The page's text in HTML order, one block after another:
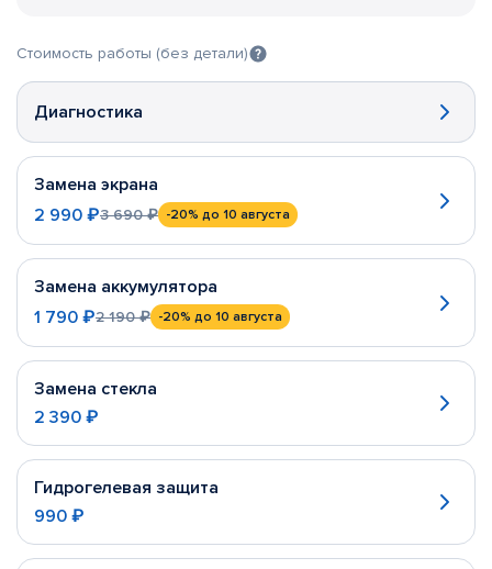
Стоимость работы (без детали)
Диагностика
Замена экрана
2 990 ₽3 690 ₽ -20% до 10 августа
Замена аккумулятора
1 790 ₽2 190 ₽ -20% до 10 августа
Замена стекла
2 390 ₽
Гидрогелевая защита
990 ₽